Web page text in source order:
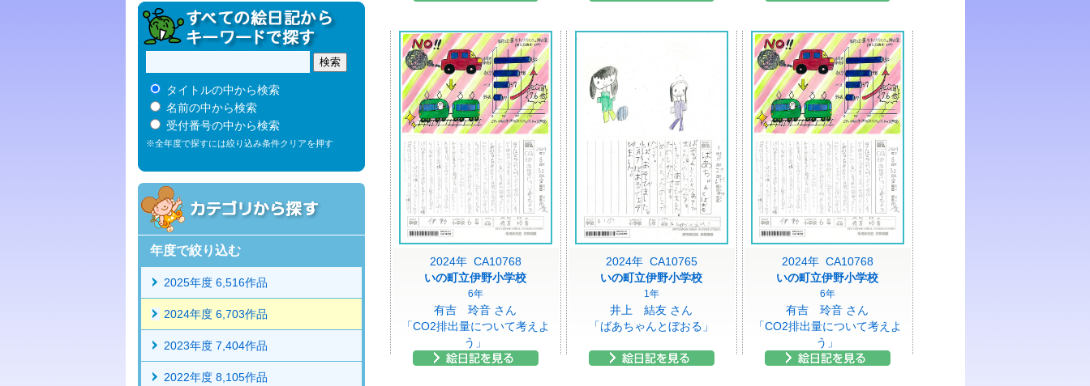
2024年 CA10768
いの町立伊野小学校
6年
有吉 玲音 さん
「CO2排出量について考えよ
う」
2024年 CA10765
いの町立伊野小学校
1年
井上 結友 さん
「ばあちゃんとぼおる」
2024年 CA10768
いの町立伊野小学校
6年
有吉 玲音 さん
「CO2排出量について考えよ
う」
タイトルの中から検索
名前の中から検索
受付番号の中から検索
※全年度で探すには絞り込み条件クリアを押す
年度で絞り込む
2025年度 6,516作品
2024年度 6,703作品
2023年度 7,404作品
2022年度 8,105作品